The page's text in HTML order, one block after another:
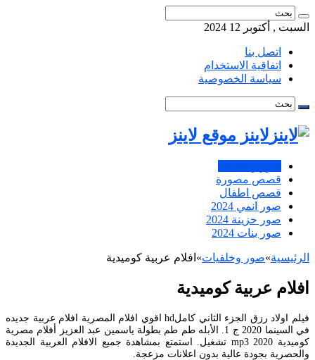
السبت , أكتوبر 12 2024
اتصل بنا
اتفاقية الاستخدام
سياسة الخصوصية
لاينز موقع لاينز
قصص مصورة
قصص اطفال
صور انمي 2024
صور حزينة 2024
صور بنات 2024
الرئيسية»صور وخلفيات» افلام عربية كوميدية
افلام عربية كوميدية
فيلم اولاد رزق الجزء الثاني كاملhd اقوي افلام المصرية افلام عربية جديده
في السينما 2020 ج 1. الأبله طم طم بطولة ياسمين عبد العزيز أفلام مصرية
كوميدية 2020 mp3 تشغيل. استمتع بمشاهدة جميع الافلام العربية الجديدة
والحصرية بجودة عالية بدون اعلانات مزعجة.